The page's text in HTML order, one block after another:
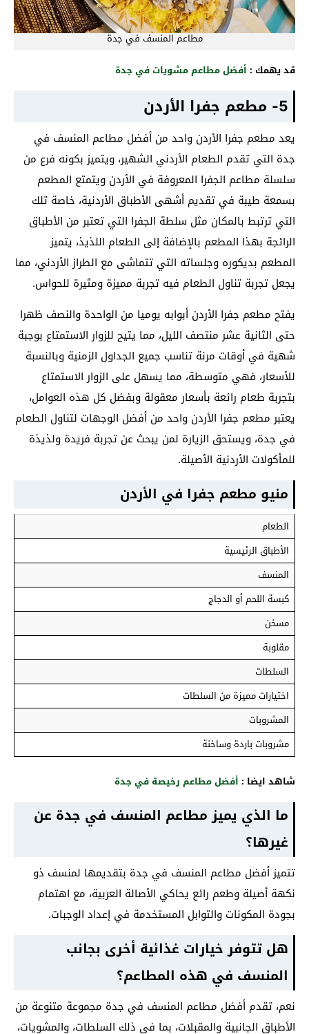
مطاعم المنسف في جدة
قد يهمك : أفضل مطاعم مشويات في جدة
5- مطعم جفرا الأردن
يعد مطعم جفرا الأردن واحد من أفضل مطاعم المنسف في
جدة التي تقدم الطعام الأردني الشهير، ويتميز بكونه فرع من
سلسلة مطاعم الجفرا المعروفة في الأردن ويتمتع المطعم
بسمعة طيبة في تقديم أشهى الأطباق الأردنية، خاصة تلك
التي ترتبط بالمكان مثل سلطة الجفرا التي تعتبر من الأطباق
الرائجة بهذا المطعم بالإضافة إلى الطعام اللذيذ، يتميز
المطعم بديكوره وجلساته التي تتماشى مع الطراز الأردني، مما
يجعل تجربة تناول الطعام فيه تجربة مميزة ومثيرة للحواس.
يفتح مطعم جفرا الأردن أبوابه يوميا من الواحدة والنصف ظهرا
حتى الثانية عشر منتصف الليل، مما يتيح للزوار الاستمتاع بوجبة
شهية في أوقات مرنة تناسب جميع الجداول الزمنية وبالنسبة
للأسعار، فهي متوسطة، مما يسهل على الزوار الاستمتاع
بتجربة طعام رائعة بأسعار معقولة وبفضل كل هذه العوامل،
يعتبر مطعم جفرا الأردن واحد من أفضل الوجهات لتناول الطعام
في جدة، ويستحق الزيارة لمن يبحث عن تجربة فريدة ولذيذة
للمأكولات الأردنية الأصيلة.
منيو مطعم جفرا في الأردن
الطعام
الأطباق الرئيسية
المنسف
كبسة اللحم أو الدجاج
مسخن
مقلوبة
السلطات
اختيارات مميزة من السلطات
المشروبات
مشروبات باردة وساخنة
شاهد ايضا : أفضل مطاعم رخيصة في جدة
ما الذي يميز مطاعم المنسف في جدة عن
غيرها؟
تتميز أفضل مطاعم المنسف في جدة بتقديمها لمنسف ذو
نكهة أصيلة وطعم رائع يحاكي الأصالة العربية، مع اهتمام
بجودة المكونات والتوابل المستخدمة في إعداد الوجبات.
هل تتوفر خيارات غذائية أخرى بجانب
المنسف في هذه المطاعم؟
نعم، تقدم أفضل مطاعم المنسف في جدة مجموعة متنوعة من
الأطباق الجانبية والمقبلات، بما في ذلك السلطات، والمشويات،